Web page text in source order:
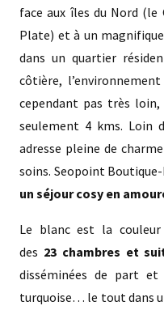
face aux îles du Nord (le
Plate) et à un
dans un quartier
côtière,
cependant pas très loin,
seulement 4 kms. Loin
adresse pleine de
soins. Seopoint
un séjour cosy en
Le blanc est la couleur
des 23 chambres et
disséminées de part et
turquoise… le tout dans